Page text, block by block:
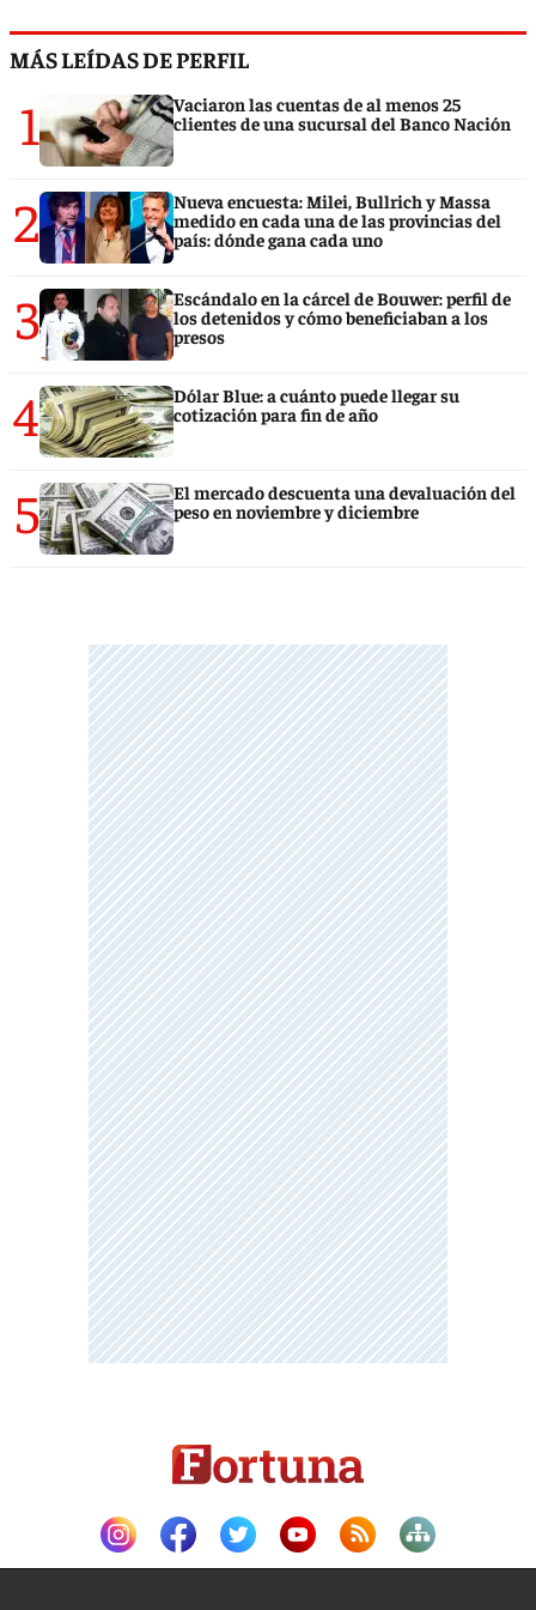
MÁS LEÍDAS DE PERFIL
1
Vaciaron las cuentas de al menos 25
clientes de una sucursal del Banco Nación
2
Nueva encuesta: Milei, Bullrich y Massa
medido en cada una de las provincias del
país: dónde gana cada uno
3
Escándalo en la cárcel de Bouwer: perfil de
los detenidos y cómo beneficiaban a los
presos
4
Dólar Blue: a cuánto puede llegar su
cotización para fin de año
5
El mercado descuenta una devaluación del
peso en noviembre y diciembre